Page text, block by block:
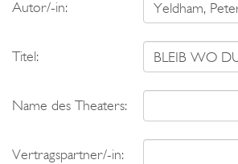
Autor/-in:
Titel:
Name des Theaters:
Vertragspartner/-in: